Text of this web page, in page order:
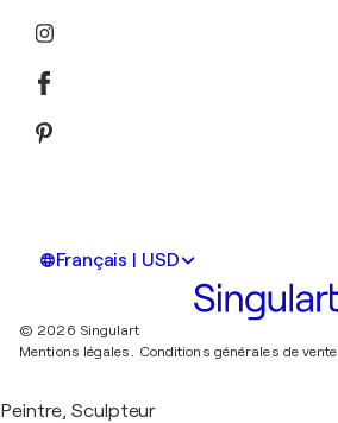
Français | USD
© 2026 Singulart
Mentions légales.
Conditions générales de vente
Peintre, Sculpteur